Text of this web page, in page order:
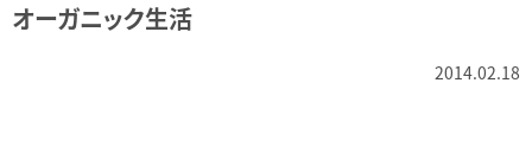
オーガニック生活
2014.02.18